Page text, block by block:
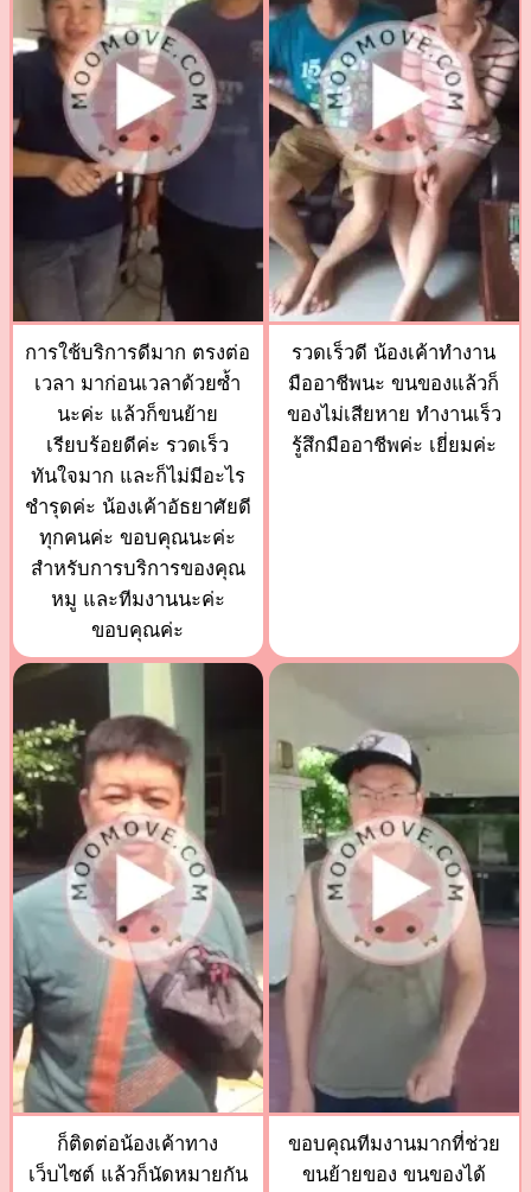
การใช้บริการดีมาก ตรงต่อ
เวลา มาก่อนเวลาด้วยซ้ำ
นะค่ะ แล้วก็ขนย้าย
เรียบร้อยดีค่ะ รวดเร็ว
ทันใจมาก และก็ไม่มีอะไร
ชำรุดค่ะ น้องเค้าอัธยาศัยดี
ทุกคนค่ะ ขอบคุณนะค่ะ
สำหรับการบริการของคุณ
หมู และทีมงานนะค่ะ
ขอบคุณค่ะ
รวดเร็วดี น้องเค้าทำงาน
มืออาชีพนะ ขนของแล้วก็
ของไม่เสียหาย ทำงานเร็ว
รู้สึกมืออาชีพค่ะ เยี่ยมค่ะ
ก็ติดต่อน้องเค้าทาง
เว็บไซต์ แล้วก็นัดหมายกัน
ขอบคุณทีมงานมากที่ช่วย
ขนย้ายของ ขนของได้